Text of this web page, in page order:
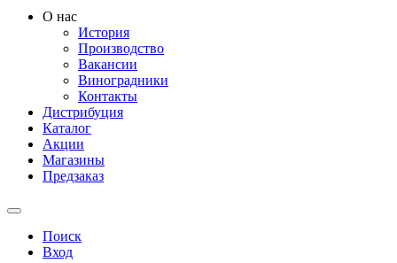
О нас
История
Производство
Вакансии
Виноградники
Контакты
Дистрибуция
Каталог
Акции
Магазины
Предзаказ
Поиск
Вход